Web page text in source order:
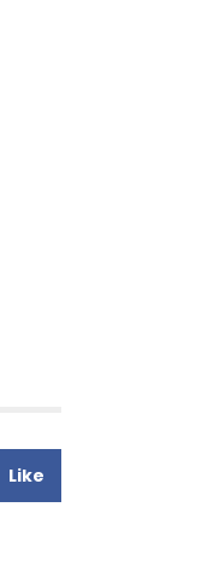
Like